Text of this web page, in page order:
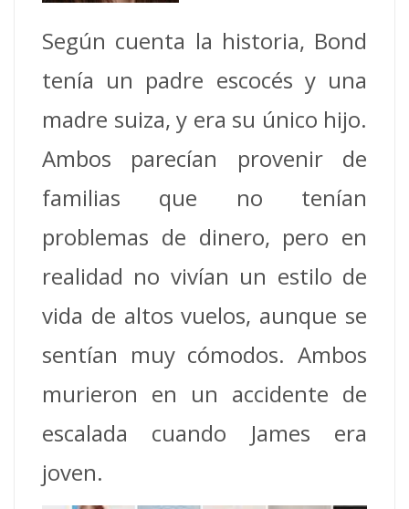
Según cuenta la historia, Bond
tenía un padre escocés y una
madre suiza, y era su único hijo.
Ambos parecían provenir de
familias que no tenían
problemas de dinero, pero en
realidad no vivían un estilo de
vida de altos vuelos, aunque se
sentían muy cómodos. Ambos
murieron en un accidente de
escalada cuando James era
joven.